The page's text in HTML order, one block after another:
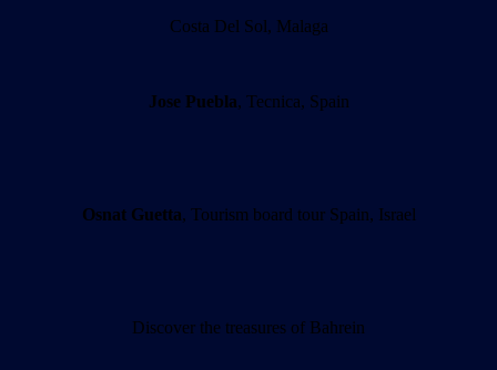
Costa Del Sol, Malaga
Jose Puebla, Tecnica, Spain
Osnat Guetta, Tourism board tour Spain, Israel
Discover the treasures of Bahrein